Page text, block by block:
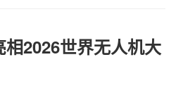
2026世界无人机大